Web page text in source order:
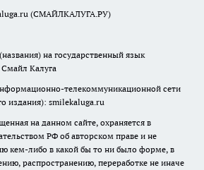
(СМАЙЛКАЛУГА.РУ)
на государственный язык
Калуга
телекоммуникационной сети
издания): smilekaluga.ru
на данном сайте, охраняется в
РФ об авторском праве и не
кем-либо в какой бы то ни было форме, в
распространению, переработке не иначе